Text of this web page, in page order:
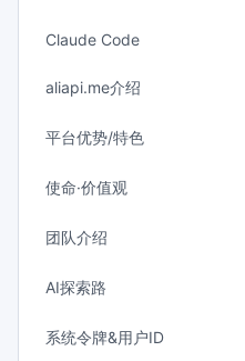
Claude Code
aliapi.me介绍
平台优势/特色
使命·价值观
团队介绍
AI探索路
系统令牌&用户ID